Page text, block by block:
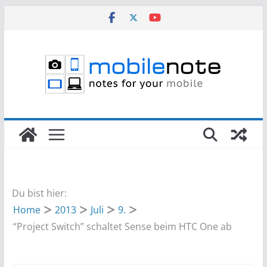
Du bist hier:
Home
2013 Juli
9.
“Project Switch” schaltet Sense beim HTC One ab